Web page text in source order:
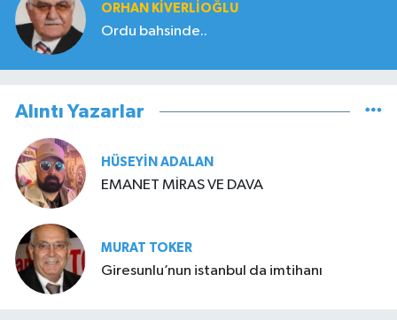
ORHAN KIVERLIOĞLU
Ordu bahsinde..
Alıntı Yazarlar
HÜSEYIN ADALAN
EMANET MİRAS VE DAVA
MURAT TOKER
Giresunlu’nun istanbul da imtihanı